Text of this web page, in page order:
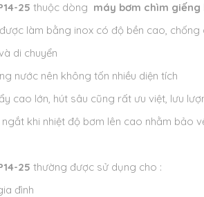
25 thuộc dòng máy bơm chìm giếng
làm bằng inox có độ bền cao, chống
di chuyển
nước nên không tốn nhiều diện tích
cao lớn, hút sâu cũng rất ưu việt, lưu
khi nhiệt độ bơm lên cao nhằm bảo
25 thường được sử dụng cho :
đình